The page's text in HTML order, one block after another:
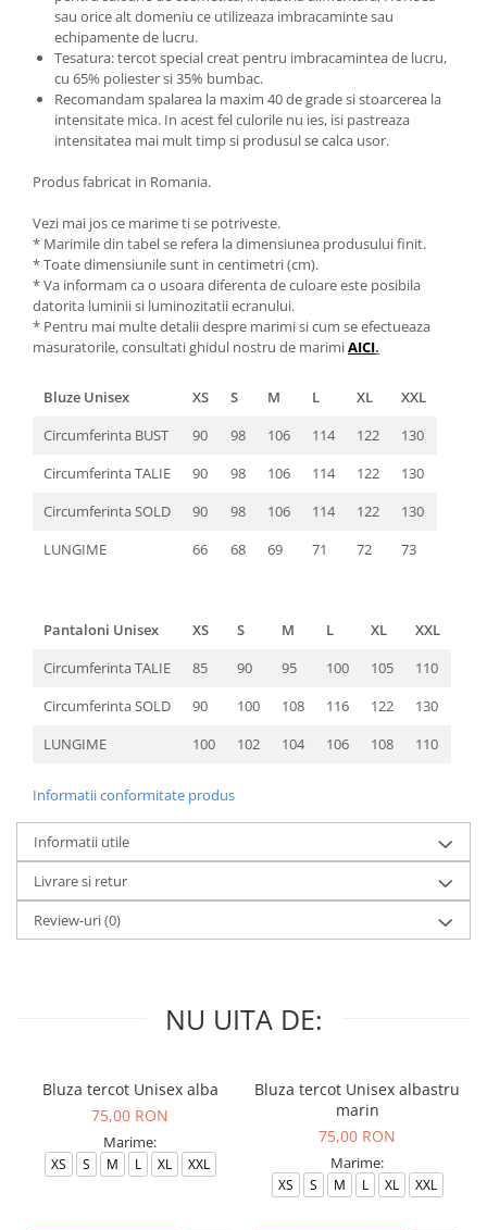
sau orice alt domeniu ce utilizeaza imbracaminte sau
echipamente de lucru.
Tesatura: tercot special creat pentru imbracamintea de lucru,
cu 65% poliester si 35% bumbac.
Recomandam spalarea la maxim 40 de grade si stoarcerea la
intensitate mica. In acest fel culorile nu ies, isi pastreaza
intensitatea mai mult timp si produsul se calca usor.
Produs fabricat in Romania.
Vezi mai jos ce marime ti se potriveste.
* Marimile din tabel se refera la dimensiunea produsului finit.
* Toate dimensiunile sunt in centimetri (cm).
* Va informam ca o usoara diferenta de culoare este posibila
datorita luminii si luminozitatii ecranului.
* Pentru mai multe detalii despre marimi si cum se efectueaza
masuratorile, consultati ghidul nostru de marimiAICI.
Bluze Unisex XS S M L XL
XXL
Circumferinta BUST
90 98 106 114 122
130
Circumferinta TALIE
90 98 106 114 122
130
Circumferinta SOLD
90 98 106 114 122
130
LUNGIME
66 68 69 71 72 73
Pantaloni Unisex XS S M L XL
XXL
Circumferinta TALIE
85 90 95 100 105
110
Circumferinta SOLD
90 100 108 116 122
130
LUNGIME
100 102 104 106 108 110
Informatii conformitate produs
Informatii utile
Livrare si retur
Review-uri(0)
NU UITA DE:
Bluza tercot Unisex alba
75,00 RON
Marime:
XS S M L XL XXL
Bluza tercot Unisex albastru
marin
75,00 RON
Marime:
XS S M L XL XXL